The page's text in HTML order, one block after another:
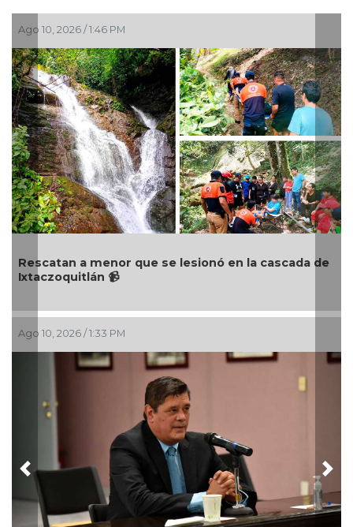
Ago 10, 2026 / 1:46 PM
Rescatan a menor que se lesionó en la cascada de
Ixtaczoquitlán 📹
Ago 10, 2026 / 1:33 PM
Previous